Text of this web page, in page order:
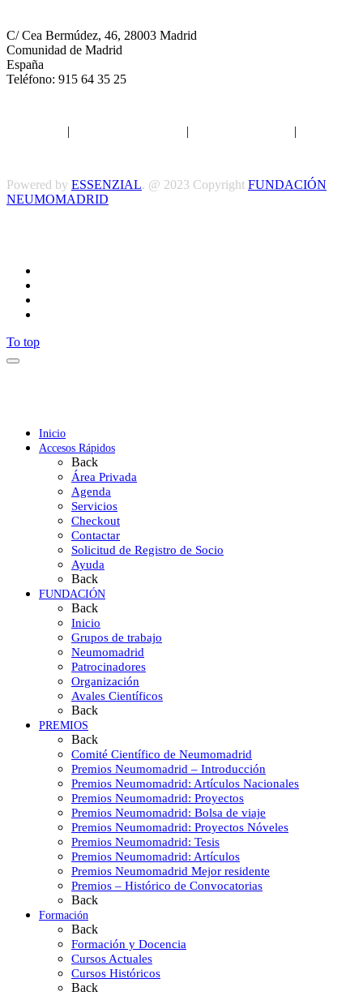
C/ Cea Bermúdez, 46, 28003 Madrid
Comunidad de Madrid
España
Teléfono: 915 64 35 25
| | |
Powered by ESSENZIAL. @ 2023 Copyright FUNDACIÓN
NEUMOMADRID
To top
Inicio
Accesos Rápidos
Back
Área Privada
Agenda
Servicios
Checkout
Contactar
Solicitud de Registro de Socio
Ayuda
Back
FUNDACIÓN
Back
Inicio
Grupos de trabajo
Neumomadrid
Patrocinadores
Organización
Avales Científicos
Back
PREMIOS
Back
Comité Científico de Neumomadrid
Premios Neumomadrid – Introducción
Premios Neumomadrid: Artículos Nacionales
Premios Neumomadrid: Proyectos
Premios Neumomadrid: Bolsa de viaje
Premios Neumomadrid: Proyectos Nóveles
Premios Neumomadrid: Tesis
Premios Neumomadrid: Artículos
Premios Neumomadrid Mejor residente
Premios – Histórico de Convocatorias
Back
Formación
Back
Formación y Docencia
Cursos Actuales
Cursos Históricos
Back